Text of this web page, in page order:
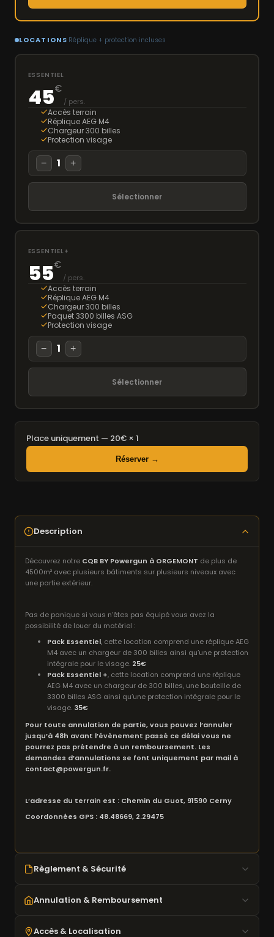
LOCATIONS Réplique + protection incluses
ESSENTIEL
45€
/ pers.
Accès terrain
Réplique AEG M4
Chargeur 300 billes
Protection visage
− 1 +
Sélectionner
ESSENTIEL+
55€
/ pers.
Accès terrain
Réplique AEG M4
Chargeur 300 billes
Paquet 3300 billes ASG
Protection visage
− 1 +
Sélectionner
Place uniquement — 20€ × 1
Réserver →
Description
Découvrez notre CQB BY Powergun à ORGEMONT de plus de
4500m² avec plusieurs bâtiments sur plusieurs niveaux avec
une partie extérieur.
Pas de panique si vous n’êtes pas équipé vous avez la
possibilité de louer du matériel :
Pack Essentiel, cette location comprend une réplique AEG
M4 avec un chargeur de 300 billes ainsi qu’une protection
intégrale pour le visage. 25€
Pack Essentiel +, cette location comprend une réplique
AEG M4 avec un chargeur de 300 billes, une bouteille de
3300 billes ASG ainsi qu’une protection intégrale pour le
visage. 35€
Pour toute annulation de partie, vous pouvez l’annuler
jusqu’à 48h avant l’évènement passé ce délai vous ne
pourrez pas prétendre à un remboursement. Les
demandes d’annulations se font uniquement par mail à
contact@powergun.fr.
L’adresse du terrain est : Chemin du Guot, 91590 Cerny
Coordonnées GPS : 48.48669, 2.29475
Règlement & Sécurité
18 ans minimum requis
Tir uniquement en zone autorisée
Annulation & Remboursement
Annulation possiblejusqu'à 48h avant
Accès & Localisation